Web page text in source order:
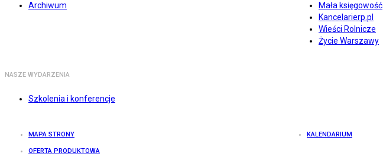
Archiwum
Mała księgowość
Kancelarierp.pl
Wieści Rolnicze
Życie Warszawy
NASZE WYDARZENIA
Szkolenia i konferencje
MAPA STRONY KALENDARIUM
OFERTA PRODUKTOWA